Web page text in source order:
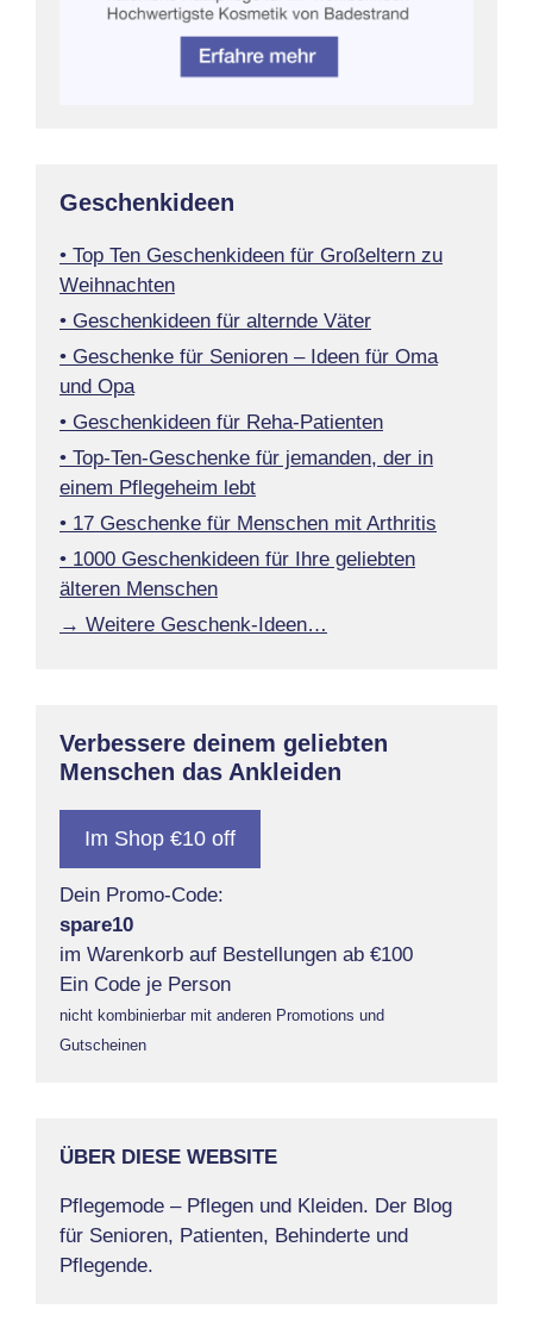
Geschenkideen
• Top Ten Geschenkideen für Großeltern zu
Weihnachten
• Geschenkideen für alternde Väter
• Geschenke für Senioren – Ideen für Oma
und Opa
• Geschenkideen für Reha-Patienten
• Top-Ten-Geschenke für jemanden, der in
einem Pflegeheim lebt
• 17 Geschenke für Menschen mit Arthritis
• 1000 Geschenkideen für Ihre geliebten
älteren Menschen
→ Weitere Geschenk-Ideen…
Verbessere deinem geliebten
Menschen das Ankleiden
Im Shop €10 off
Dein Promo-Code:
spare10
im Warenkorb auf Bestellungen ab €100
Ein Code je Person
nicht kombinierbar mit anderen Promotions und
Gutscheinen
ÜBER DIESE WEBSITE
Pflegemode – Pflegen und Kleiden. Der Blog
für Senioren, Patienten, Behinderte und
Pflegende.